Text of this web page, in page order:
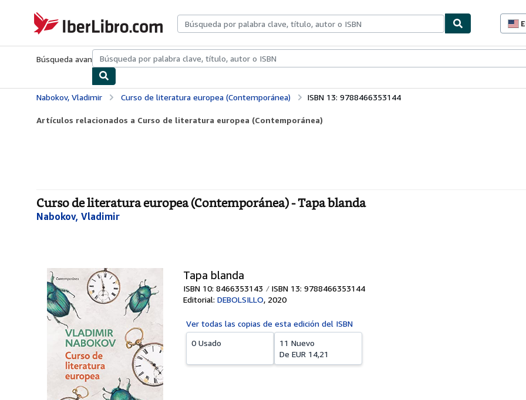
IberLibro.com
Búsqueda avanzadaColecciones Libros antiguosArte y coleccionismo
Nabokov, Vladimir Curso de literatura europea (Contemporánea) ISBN 13: 9788466353144
Artículos relacionados a Curso de literatura europea (Contemporánea)
Curso de literatura europea (Contemporánea) - Tapa blanda
Nabokov, Vladimir
Tapa blanda
ISBN 10: 8466353143
ISBN 13: 9788466353144
Editorial: DEBOLSILLO, 2020
Ver todas las copias de esta edición del ISBN
0 Usado
11 Nuevo
De EUR 14,21